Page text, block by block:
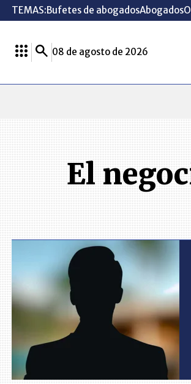
TEMAS:Bufetes de abogadosAbogados
08 de agosto de 2026
El